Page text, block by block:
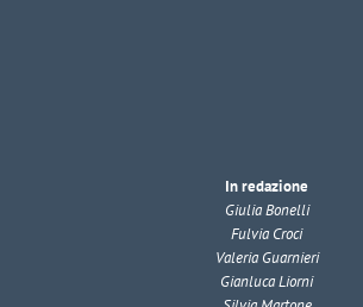
In redazione
Giulia Bonelli
Fulvia Croci
Valeria Guarnieri
Gianluca Liorni